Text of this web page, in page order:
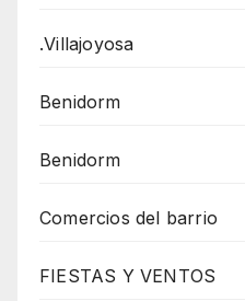
.Villajoyosa
Benidorm
Benidorm
Comercios del barrio
FIESTAS Y VENTOS